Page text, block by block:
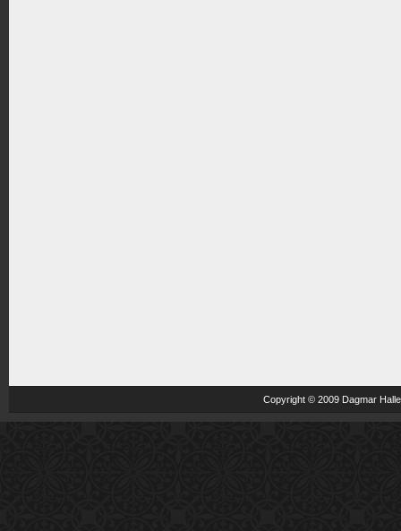
Copyright © 2009 Dagmar